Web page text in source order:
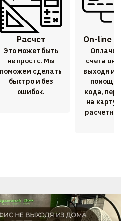
Расчет
Это может быть
не просто. Мы
поможем сделать
быстро и без
ошибок.
On-line
счета
выходя из
кода,
на карту